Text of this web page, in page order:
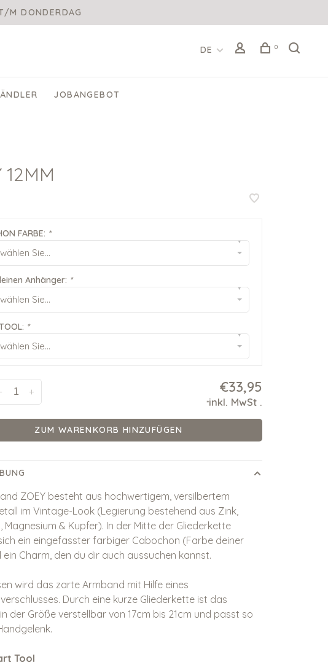
M DONDERDAG
DE 0
JOBANGEBOT
12MM
FARBE: *
Sie...
▾
Anhänger: *
Sie...
▾
*
Sie...
▾
+
- €33,95
*inkl. MwSt .
ZUM WARENKORB HINZUFÜGEN
ZOEY besteht aus hochwertigem, versilbertem
im Vintage-Look (Legierung bestehend aus Zink,
Magnesium & Kupfer). In der Mitte der Gliederkette
ein eingefasster farbiger Cabochon (Farbe deiner
ein Charm, den du dir auch aussuchen kannst.
wird das zarte Armband mit Hilfe eines
Durch eine kurze Gliederkette ist das
der Größe verstellbar von 17cm bis 21cm und passt so
Tool